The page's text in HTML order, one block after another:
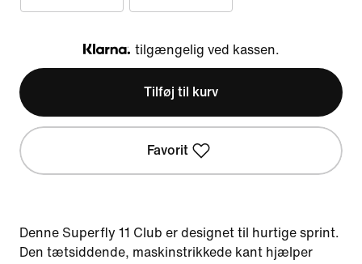
Klarna
tilgængelig ved kassen.
Tilføj til kurv
Favorit
Denne Superfly 11 Club er designet til hurtige sprint.
Den tætsiddende, maskinstrikkede kant hjælper